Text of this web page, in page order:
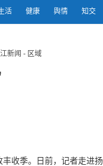
活 健康 舆情 知交
新闻 - 区域
收季。日前，记者走进